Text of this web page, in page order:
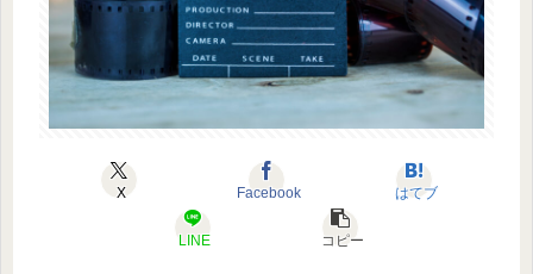
X Facebook はてブ
LINE コピー